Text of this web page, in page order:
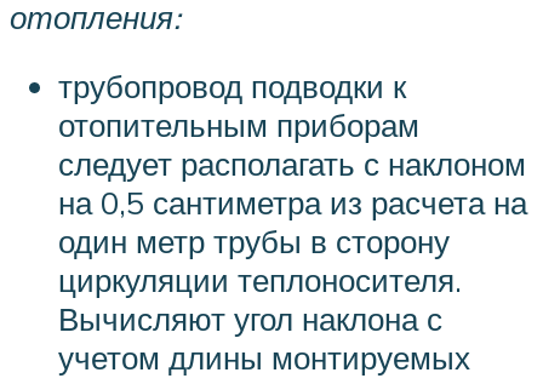
отопления:
трубопровод подводки к
отопительным приборам
следует располагать с наклоном
на 0,5 сантиметра из расчета на
один метр трубы в сторону
циркуляции теплоносителя.
Вычисляют угол наклона с
учетом длины монтируемых